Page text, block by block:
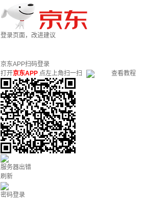
登录页面，改进建议
京东APP扫码登录
打开京东APP 点左上角扫一扫 查看教程
服务器出错
刷新
密码登录